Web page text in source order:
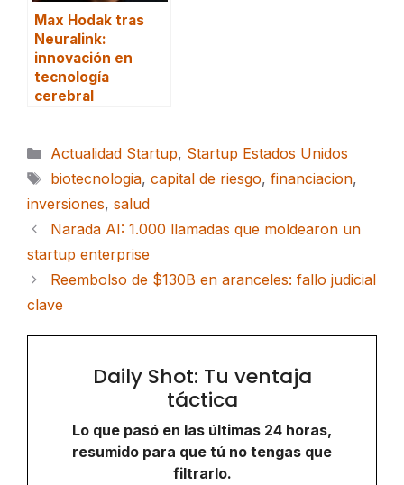
Max Hodak tras
Neuralink:
innovación en
tecnología
cerebral
Categorías
Actualidad Startup, Startup Estados Unidos
Etiquetas
biotecnologia, capital de riesgo, financiacion,
inversiones, salud
Narada AI: 1.000 llamadas que moldearon un
startup enterprise
Reembolso de $130B en aranceles: fallo judicial
clave
Daily Shot: Tu ventaja
táctica
Lo que pasó en las últimas 24 horas,
resumido para que tú no tengas que
filtrarlo.